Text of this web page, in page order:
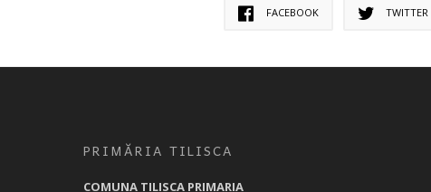
FACEBOOK TWITTER
PRIMĂRIA TILISCA
COMUNA TILISCA PRIMARIA